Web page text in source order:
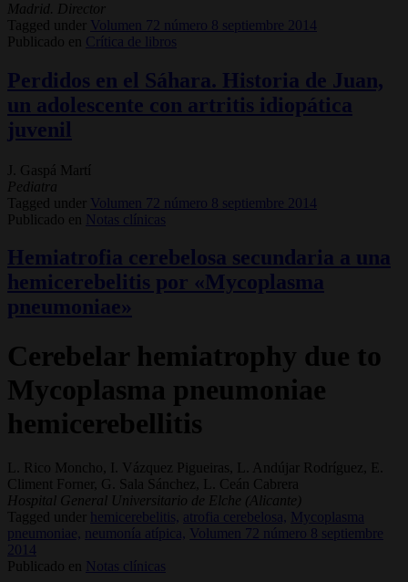
Madrid. Director
Tagged under
Volumen 72 número 8 septiembre 2014
Publicado en
Crítica de libros
Perdidos en el Sáhara. Historia de Juan,
un adolescente con artritis idiopática
juvenil
J. Gaspá Martí
Pediatra
Tagged under
Volumen 72 número 8 septiembre 2014
Publicado en
Notas clínicas
Hemiatrofia cerebelosa secundaria a una
hemicerebelitis por «Mycoplasma
pneumoniae»
Cerebelar hemiatrophy due to
Mycoplasma pneumoniae
hemicerebellitis
L. Rico Moncho, I. Vázquez Pigueiras, L. Andújar Rodríguez, E.
Climent Forner, G. Sala Sánchez, L. Ceán Cabrera
Hospital General Universitario de Elche (Alicante)
Tagged under
hemicerebelitis, atrofia cerebelosa,
Mycoplasma
pneumoniae,
neumonía atípica,
Volumen 72 número 8 septiembre
2014
Publicado en
Notas clínicas